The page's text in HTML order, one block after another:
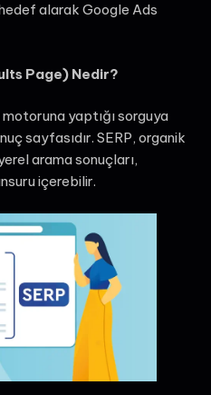
alarak Google Ads
Page) Nedir?
motoruna yaptığı sorguya
sayfasıdır. SERP, organik
arama sonuçları,
içerebilir.